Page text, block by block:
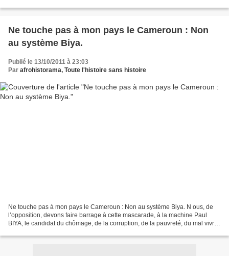
Ne touche pas à mon pays le Cameroun : Non
au système Biya.
Publié le 13/10/2011 à 23:03
Par afrohistorama, Toute l'histoire sans histoire
Ne touche pas à mon pays le Cameroun : Non au système Biya. N ous, de
l’opposition, devons faire barrage à cette mascarade, à la machine Paul
BIYA, le candidat du chômage, de la corruption, de la pauvreté, du mal vivre